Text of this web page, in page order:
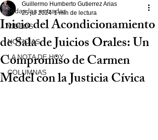
Todas las entradas
VIDEOS
NOTICIAS
LA NOTA DE HOY
COLUMNAS
Inicio del Acondicionamiento
de Sala de Juicios Orales: Un
Compromiso de Carmen
Medel con la Justicia Cívica
Guillermo Humberto Gutierrez Arias
25 jul 2024 1 min de lectura